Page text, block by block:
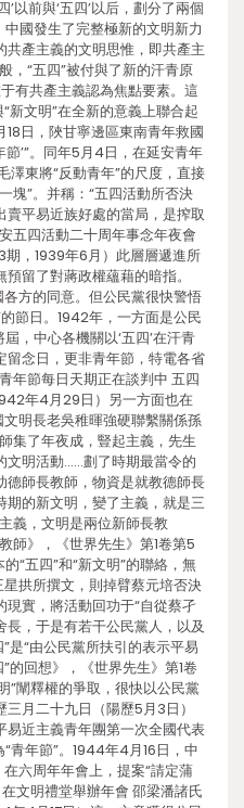
以前與‘五四’以后，劃分了兩個
國發生了完整極新的文明新力
產主義的文明思惟，即共產主
，“五四”被付與了新的汗青原
有共產主義認為焦點要素。這
新文明”在全新的意義上聯合起
日，陜甘寧邊區東南青年救國
’”。同年5月4日，在延安青年
東將“反動青年”的尺度，直接
塊”。并稱：“五四活動所否決
賣平易近族好處的當局，是搾取
五四活動二十周年事念年夜會
期，1939年6月）此層層遞進所
留了對蔣政權蘊藉的暗指。
方的同意。但公民黨很快警悟
節日。1942年，一方面是公民
，中心各機關以‘五四’在汗青
念日，更非青年節，特電各省
年節每日天期正在談判中 五四
年4月29日）另一方面也在
明長老吳稚暉強硬聯繫關係孫
集了年夜成，豎起主義，先生
文明活動……劃了時期最當令的
師長教師，物資是就教德師長
的新文明，變了主義，就是三
義，文明是兩位新師長教
師》，《世界先生》第1卷第5
“五四”和“新文明”的聯絡，無
拱所撰文，則掉臂蔡元培否決
實，將活動回功于“自從蔡孑
，于是有若干公民黨人，以及
是“由公民黨所扶引的表示平易
的回想》，《世界先生》第1卷
”闡釋權的爭取，很快以公民黨
月二十九日（陽歷5月3日）
近主義青年團第一次全國代表
青年節”。1944年4月16日，中
六周年年會上，提案“請定蒲
文明禮堂舉辦年會 邵梁潘諸氏